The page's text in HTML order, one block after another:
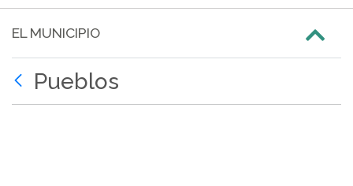
EL MUNICIPIO
Pueblos